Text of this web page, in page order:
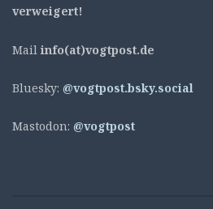
verweigert!
Mail info(at)vogtpost.de
Bluesky: @vogtpost.bsky.social
Mastodon: @vogtpost